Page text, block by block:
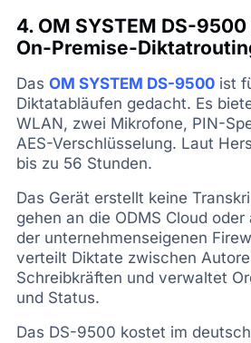
4. OM SYSTEM DS-
On-Premise-
Das OM SYSTEM DS-9500 ist
Diktatabläufen gedacht. Es
WLAN, zwei Mikrofone, PIN-
AES-Verschlüsselung. Laut
bis zu 56 Stunden.
Das Gerät erstellt keine
gehen an die ODMS Cloud
der unternehmenseigenen
verteilt Diktate zwischen
Schreibkräften und verwaltet
und Status.
Das DS-9500 kostet im